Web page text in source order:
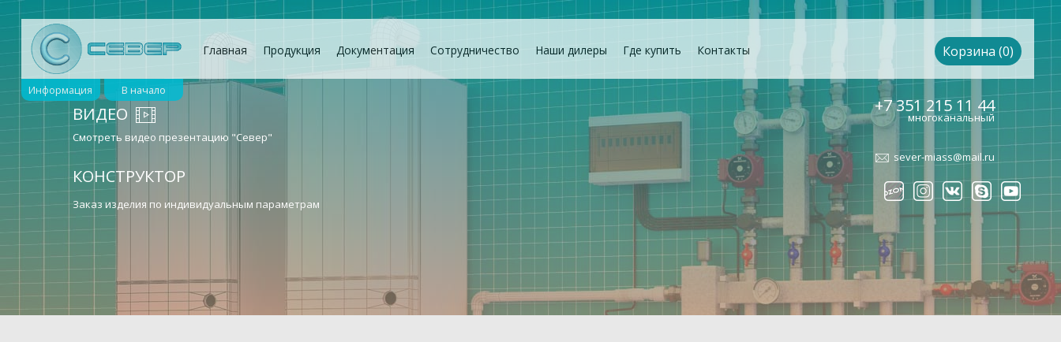
Главная Продукция Документация Сотрудничество Наши дилеры Где купить Контакты Корзина (0)
ВИДЕО
Смотреть видео презентацию "Север"
КОНСТРУКТОР
Заказ изделия по индивидуальным параметрам
+7 351 215 11 44
многоканальный
sever-miass@mail.ru
Информация В начало